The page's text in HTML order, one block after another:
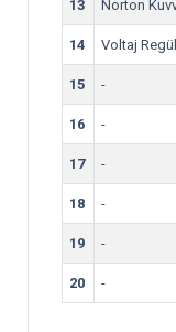
13 Norton
14 Voltaj
15 -
16 -
17 -
18 -
19 -
20 -